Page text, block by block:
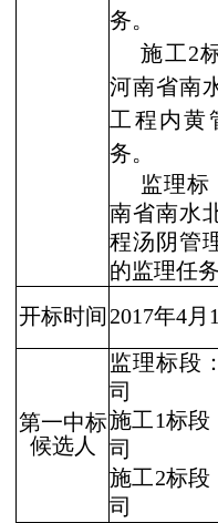
务。
施工2
河南省南
工程内黄
务。
监理标
南省南水
程汤阴管
的监理任务
开标时间 2017年4月
第一中标
候选人
监理标段
司
施工1标段
司
施工2标段
司